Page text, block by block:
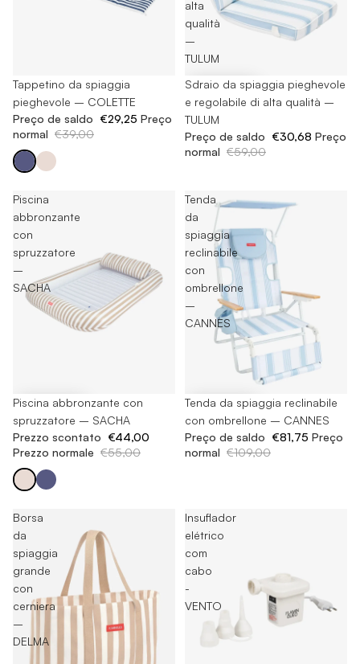
Esaurito
Tappetino da spiaggia
pieghevole – COLETTE
Preço de saldo €29,25 Preço
normal €39,00
alta
qualità
–
TULUM
-48%
Sdraio da spiaggia pieghevole
e regolabile di alta qualità –
TULUM
Preço de saldo €30,68 Preço
normal €59,00
Piscina
abbronzante
con
spruzzatore
–
SACHA
-20%
Piscina abbronzante con
spruzzatore – SACHA
Prezzo scontato €44,00
Prezzo normale €55,00
Tenda
da
spiaggia
reclinabile
con
ombrellone
–
CANNES
-25%
Tenda da spiaggia reclinabile
con ombrellone – CANNES
Preço de saldo €81,75 Preço
normal €109,00
Borsa
da
spiaggia
grande
con
cerniera
–
DELMA
Insuflador
elétrico
com
cabo
-
VENTO